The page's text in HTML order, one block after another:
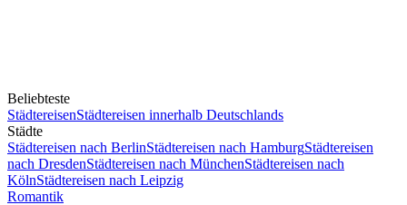
Beliebteste
StädtereisenStädtereisen innerhalb Deutschlands
Städte
Städtereisen nach BerlinStädtereisen nach HamburgStädtereisen
nach DresdenStädtereisen nach MünchenStädtereisen nach
KölnStädtereisen nach Leipzig
Romantik